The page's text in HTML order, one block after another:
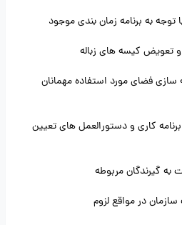
توجه به برنامه زمان بندی موجود
تعویض کیسه های زباله
فضای مورد استفاده مهمانان
کاری و دستورالعمل های تعیین
به گیرندگان مربوطه
در مواقع لزوم